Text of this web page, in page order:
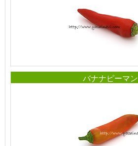
バナナピーマン